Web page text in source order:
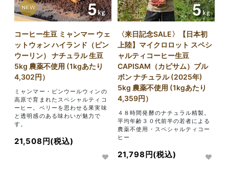
NEW
コーヒー生豆 ミャンマー ウェ
ットウォン ハイランド（ピン
ウーリン） ナチュラル 生豆
5kg 農薬不使用 (1kgあたり
4,302円）
ミャンマー・ピンウールウィンの
高原で育まれたスペシャルティコ
ーヒー。ベリーを思わせる果実味
と透明感のある味わいが魅力で
す。
21,508円(税込)
〈来日記念SALE〉【日本初
上陸】マイクロロット スペシ
ャルティコーヒー生豆
CAPISAM（カピサム）ブル
ボン ナチュラル (2025年)
5kg 農薬不使用 (1kgあたり
4,359円）
４８時間発酵のナチュラル精製。
平均年齢３０代前半の若者による
農薬不使用・スペシャルティコー
ヒー
21,798円(税込)